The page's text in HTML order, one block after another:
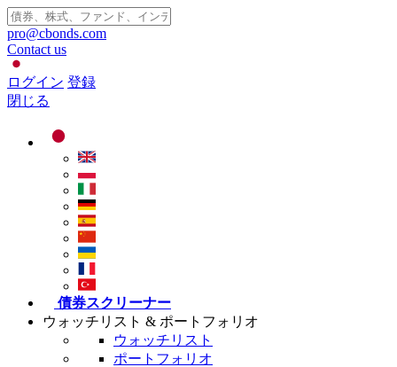
pro@cbonds.com
Contact us
ログイン 登録
閉じる
債券スクリーナー
ウォッチリスト & ポートフォリオ
ウォッチリスト
ポートフォリオ